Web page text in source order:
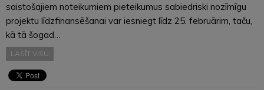
saistošajiem noteikumiem pieteikumus sabiedriski nozīmīgu
projektu līdzfinansēšanai var iesniegt līdz 25. februārim, taču,
kā tā šogad…
LASĪT VISU